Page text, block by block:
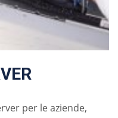
per le aziende,